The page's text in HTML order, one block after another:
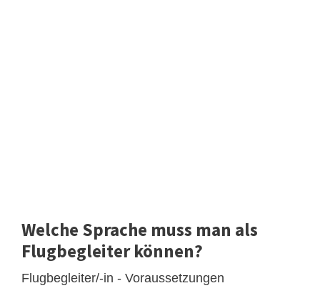
Welche Sprache muss man als
Flugbegleiter können?
Flugbegleiter/-in - Voraussetzungen